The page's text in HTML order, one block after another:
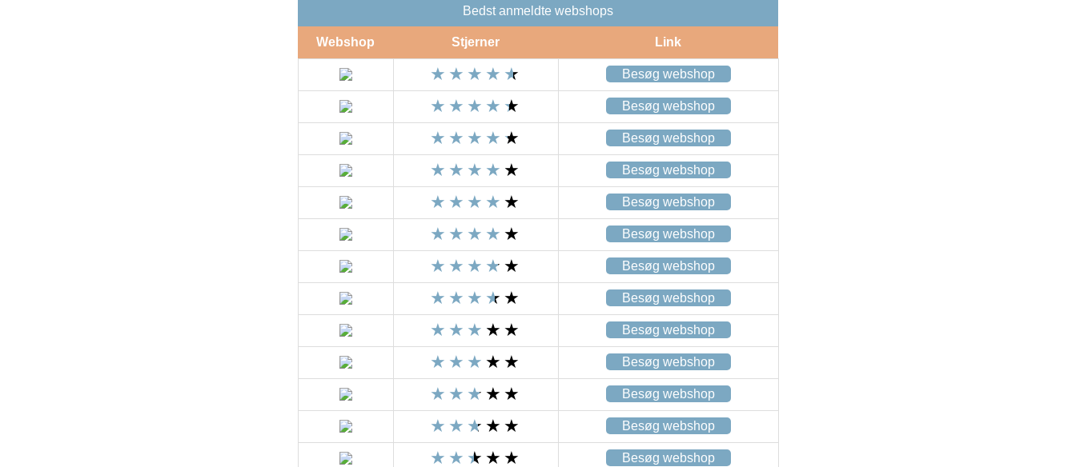
Bedst anmeldte webshops
Webshop Stjerner Link
Besøg webshop
Besøg webshop
Besøg webshop
Besøg webshop
Besøg webshop
Besøg webshop
Besøg webshop
Besøg webshop
Besøg webshop
Besøg webshop
Besøg webshop
Besøg webshop
Besøg webshop